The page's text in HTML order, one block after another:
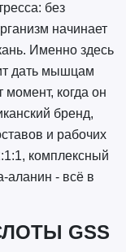
без
начинает
Именно здесь
дать мышцам
момент, когда он
бренд,
и рабочих
комплексный
аланин - всё в
GSS